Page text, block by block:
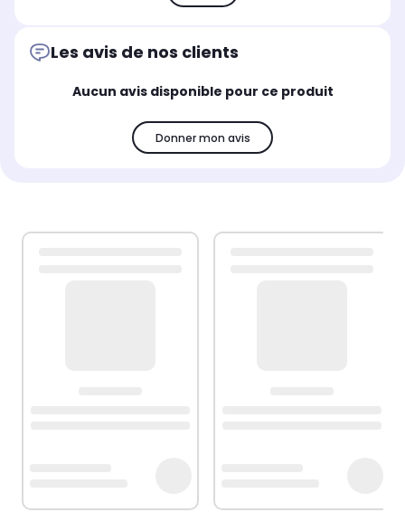
Les avis de nos clients
Aucun avis disponible pour ce produit
Donner mon avis